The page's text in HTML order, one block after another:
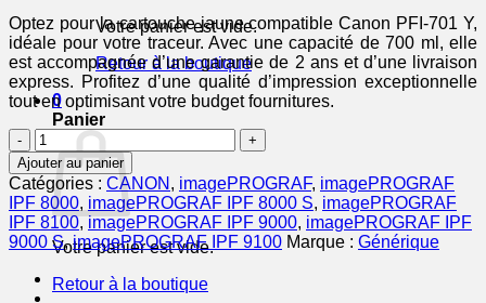
Votre panier est vide.
Retour à la boutique
0
Panier
Votre panier est vide.
Retour à la boutique
Optez pour la cartouche jaune compatible Canon PFI-701 Y,
idéale pour votre traceur. Avec une capacité de 700 ml, elle
est accompagnée d’une garantie de 2 ans et d’une livraison
express. Profitez d’une qualité d’impression exceptionnelle
tout en optimisant votre budget fournitures.
quantité
de
0903B001
/
PFI-
701
Y
-
cartouche
Ajouter au panier
Catégories : CANON , imagePROGRAF, imagePROGRAF
IPF 8000, imagePROGRAF IPF 8000 S, imagePROGRAF
IPF 8100,imagePROGRAF IPF 9000, imagePROGRAF IPF
9000 S,imagePROGRAF IPF 9100 Marque : Générique